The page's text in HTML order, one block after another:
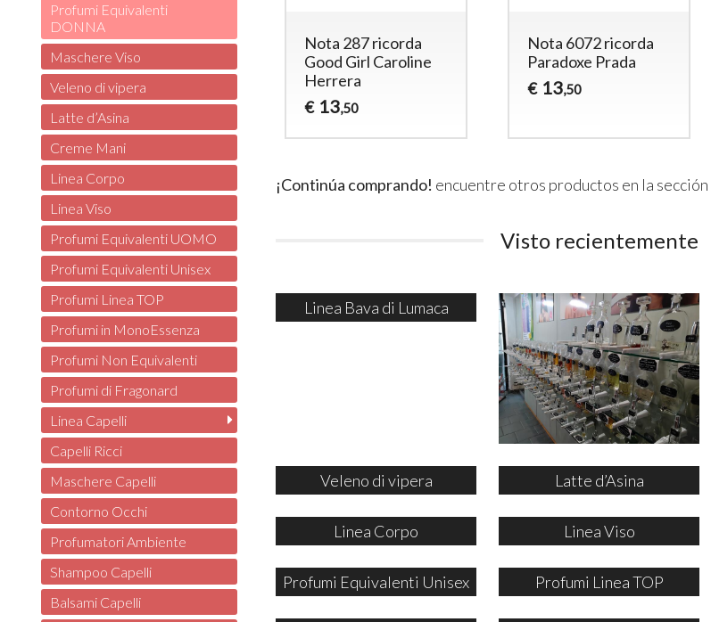
Nota 287 ricorda
Good Girl Caroline
Herrera
€ 13,50
Nota 6072 ricorda
Paradoxe Prada
€ 13,50
¡Continúa comprando! encuentre otros productos en la sección
Visto recientemente
Linea Bava di Lumaca
Veleno di vipera Latte d’Asina
Linea Corpo Linea Viso
Profumi Equivalenti Unisex Profumi Linea TOP
Profumi Equivalenti
DONNA
Maschere Viso
Veleno di vipera
Latte d’Asina
Creme Mani
Linea Corpo
Linea Viso
Profumi Equivalenti UOMO
Profumi Equivalenti Unisex
Profumi Linea TOP
Profumi in MonoEssenza
Profumi Non Equivalenti
Profumi di Fragonard
Linea Capelli
Capelli Ricci
Maschere Capelli
Contorno Occhi
Profumatori Ambiente
Shampoo Capelli
Balsami Capelli